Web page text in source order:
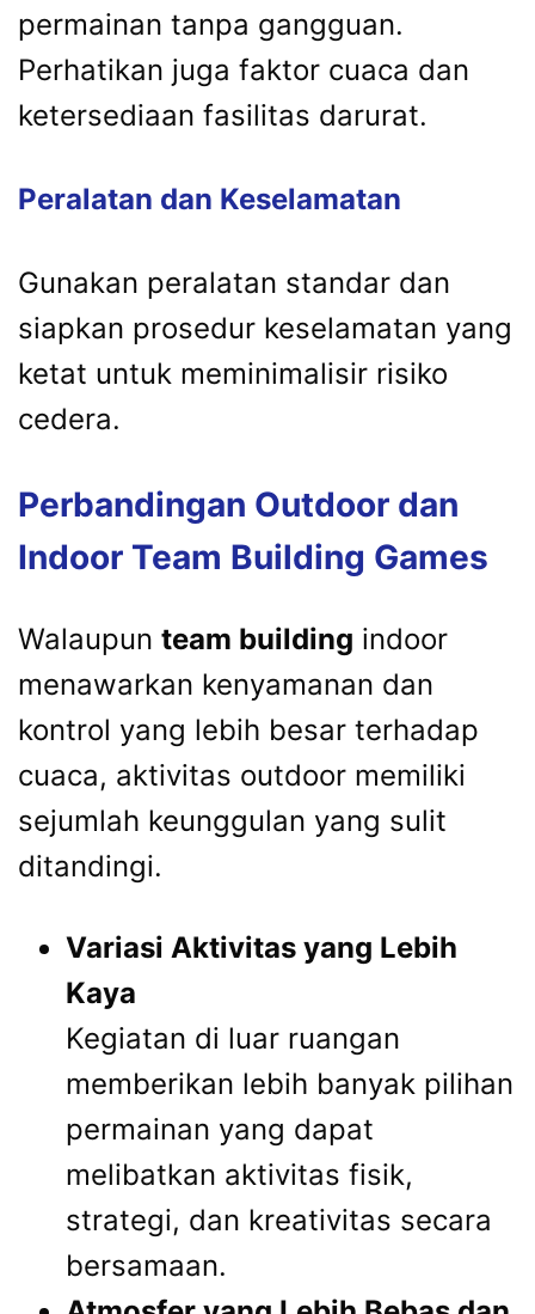
permainan tanpa gangguan.
Perhatikan juga faktor cuaca dan
ketersediaan fasilitas darurat.
Peralatan dan Keselamatan
Gunakan peralatan standar dan
siapkan prosedur keselamatan yang
ketat untuk meminimalisir risiko
cedera.
Perbandingan Outdoor dan
Indoor Team Building Games
Walaupun team building indoor
menawarkan kenyamanan dan
kontrol yang lebih besar terhadap
cuaca, aktivitas outdoor memiliki
sejumlah keunggulan yang sulit
ditandingi.
Variasi Aktivitas yang Lebih
Kaya
Kegiatan di luar ruangan
memberikan lebih banyak pilihan
permainan yang dapat
melibatkan aktivitas fisik,
strategi, dan kreativitas secara
bersamaan.